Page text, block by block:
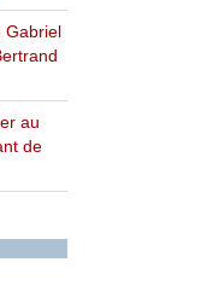
Gabriel
au
de